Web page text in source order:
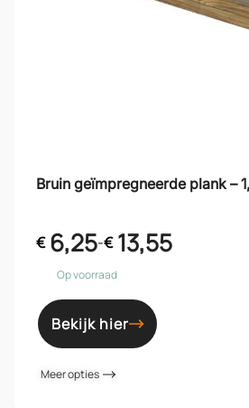
Bruin geïmpregneerde plank –
€6,25-€13,55
Op voorraad
Bekijk hier
Meer opties